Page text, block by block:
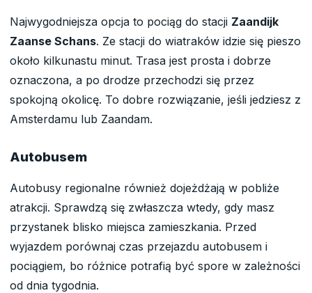
Najwygodniejsza opcja to pociąg do stacji Zaandijk
Zaanse Schans. Ze stacji do wiatraków idzie się pieszo
około kilkunastu minut. Trasa jest prosta i dobrze
oznaczona, a po drodze przechodzi się przez
spokojną okolicę. To dobre rozwiązanie, jeśli jedziesz z
Amsterdamu lub Zaandam.
Autobusem
Autobusy regionalne również dojeżdżają w pobliże
atrakcji. Sprawdzą się zwłaszcza wtedy, gdy masz
przystanek blisko miejsca zamieszkania. Przed
wyjazdem porównaj czas przejazdu autobusem i
pociągiem, bo różnice potrafią być spore w zależności
od dnia tygodnia.